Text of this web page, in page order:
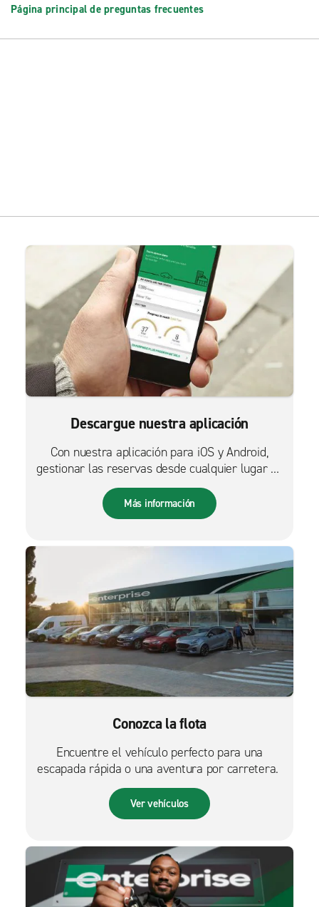
Página principal de preguntas frecuentes
Descargue nuestra aplicación
Con nuestra aplicación para iOS y Android,
gestionar las reservas desde cualquier lugar es
más fácil que nunca.
Más información
Conozca la flota
Encuentre el vehículo perfecto para una
escapada rápida o una aventura por carretera.
Ver vehículos